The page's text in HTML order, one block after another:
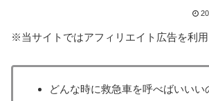
※当サイトではアフィリエイト広告を利用
どんな時に救急車を呼べばいいい